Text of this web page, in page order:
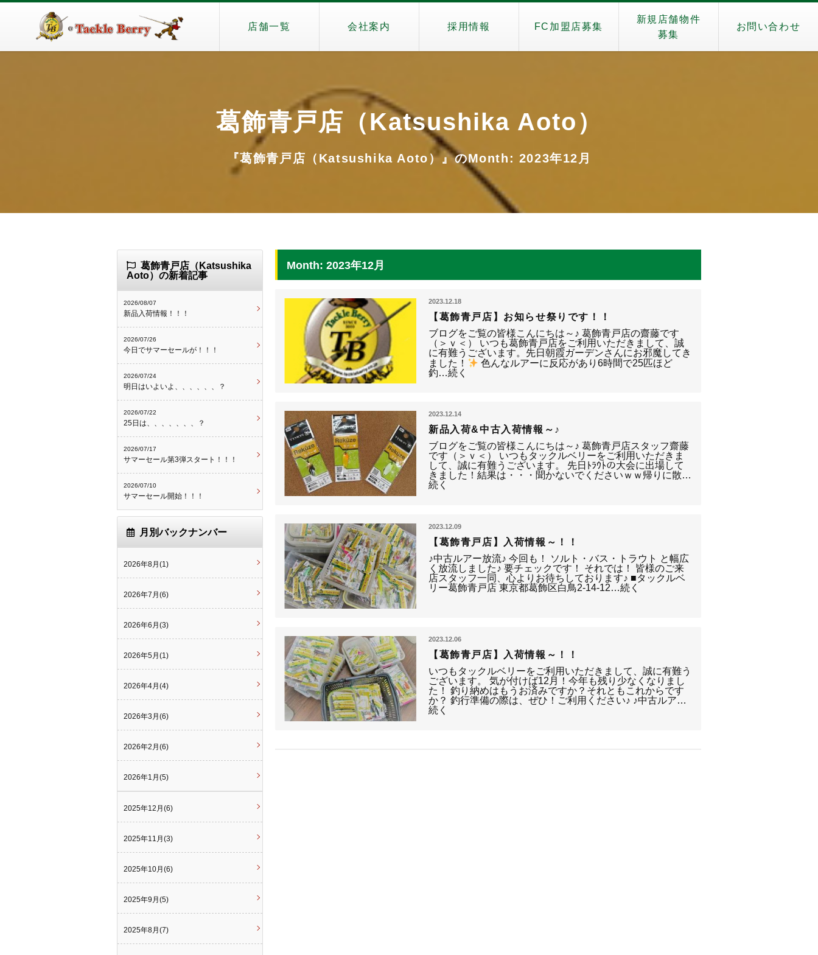
店舗一覧 会社案内 採用情報 FC加盟店募集
新規店舗物件
募集
お問い合わせ
葛飾青戸店（Katsushika Aoto）
『葛飾青戸店（Katsushika Aoto）』のMonth: 2023年12月
Month: 2023年12月
2023.12.18
【葛飾青戸店】お知らせ祭りです！！
ブログをご覧の皆様こんにちは～♪ 葛飾青戸店の齋藤です
（＞ｖ＜） いつも葛飾青戸店をご利用いただきまして、誠
に有難うございます。先日朝霞ガーデンさんにお邪魔してき
ました！
色んなルアーに反応があり6時間で25匹ほど
釣…続く
2023.12.14
新品入荷&中古入荷情報～♪
ブログをご覧の皆様こんにちは～♪ 葛飾青戸店スタッフ齋藤
です（＞ｖ＜） いつもタックルベリーをご利用いただきま
して、誠に有難うございます。 先日ﾄﾗｳﾄの大会に出場して
きました！結果は・・・聞かないでくださいｗｗ帰りに散…
続く
2023.12.09
【葛飾青戸店】入荷情報～！！
♪中古ルアー放流♪ 今回も！ ソルト・バス・トラウト と幅広
く放流しました♪ 要チェックです！ それでは！ 皆様のご来
店スタッフ一同、心よりお待ちしております♪ ■タックルベ
リー葛飾青戸店 東京都葛飾区白鳥2-14-12…続く
2023.12.06
【葛飾青戸店】入荷情報～！！
いつもタックルベリーをご利用いただきまして、誠に有難う
ございます。 気が付けば12月！今年も残り少なくなりまし
た！ 釣り納めはもうお済みですか？それともこれからです
か？ 釣行準備の際は、ぜひ！ご利用ください♪ ♪中古ルア…
続く
葛飾青戸店（Katsushika
Aoto）の新着記事
2026/08/07
新品入荷情報！！！
2026/07/26
今日でサマーセールが！！！
2026/07/24
明日はいよいよ、、、、、、？
2026/07/22
25日は、、、、、、、？
2026/07/17
サマーセール第3弾スタート！！！
2026/07/10
サマーセール開始！！！
月別バックナンバー
2026年8月(1)
2026年7月(6)
2026年6月(3)
2026年5月(1)
2026年4月(4)
2026年3月(6)
2026年2月(6)
2026年1月(5)
2025年12月(6)
2025年11月(3)
2025年10月(6)
2025年9月(5)
2025年8月(7)